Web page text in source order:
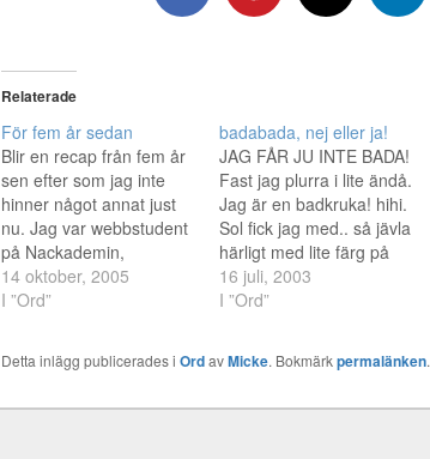
Relaterade
För fem år sedan
Blir en recap från fem år
sen efter som jag inte
hinner något annat just
nu. Jag var webbstudent
på Nackademin,
nypiercad i tungan och
ganska mycket yngre om
det utgång och då hinner
14 oktober, 2005
I ”Ord”
badabada, nej eller ja!
JAG FÅR JU INTE BADA!
Fast jag plurra i lite ändå.
Jag är en badkruka! hihi.
Sol fick jag med.. så jävla
härligt med lite färg på
kroppen. Fotobevis
längst ner.. Jaha, har jag
Morsan som ringde och
16 juli, 2003
I ”Ord”
Detta inlägg publicerades i OrdavMicke. Bokmärkpermalänken.